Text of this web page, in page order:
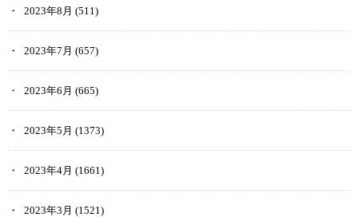
2023年8月 (511)
2023年7月 (657)
2023年6月 (665)
2023年5月 (1373)
2023年4月 (1661)
2023年3月 (1521)